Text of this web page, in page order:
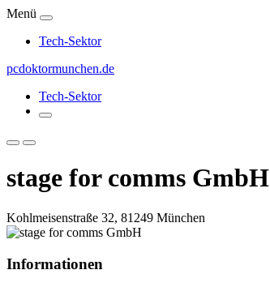
Menü
Tech-Sektor
pcdoktormunchen.de
Tech-Sektor
stage for comms GmbH
Kohlmeisenstraße 32, 81249 München
Informationen